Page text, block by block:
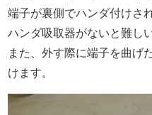
端子が裏側でハンダ付けさ
ハンダ吸取器がないと難し
また、外す際に端子を曲げ
けます。